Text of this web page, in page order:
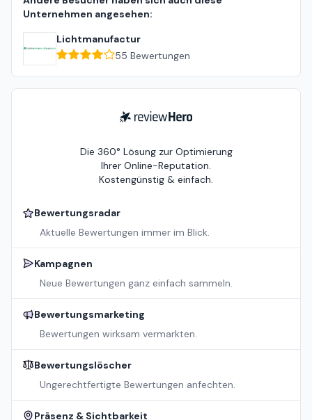
Unternehmen angesehen:
Lichtmanufactur
55 Bewertungen
ReviewHero
Die 360° Lösung zur Optimierung
Ihrer Online-Reputation.
Kostengünstig & einfach.
Bewertungsradar
Aktuelle Bewertungen immer im Blick.
Kampagnen
Neue Bewertungen ganz einfach sammeln.
Bewertungsmarketing
Bewertungen wirksam vermarkten.
Bewertungslöscher
Ungerechtfertigte Bewertungen anfechten.
Präsenz & Sichtbarkeit